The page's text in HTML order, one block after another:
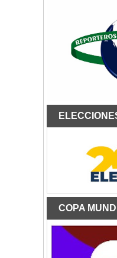
COPA